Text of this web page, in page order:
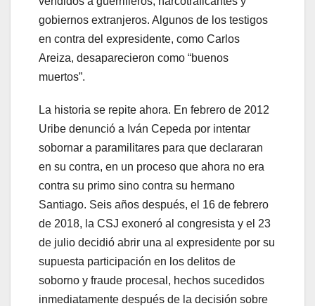
gobiernos extranjeros. Algunos de los testigos
en contra del expresidente, como Carlos
Areiza, desaparecieron como “buenos
muertos”.
La historia se repite ahora. En febrero de 2012
Uribe denunció a Iván Cepeda por intentar
sobornar a paramilitares para que declararan
en su contra, en un proceso que ahora no era
contra su primo sino contra su hermano
Santiago. Seis años después, el 16 de febrero
de 2018, la CSJ exoneró al congresista y el 23
de julio decidió abrir una al expresidente por su
supuesta participación en los delitos de
soborno y fraude procesal, hechos sucedidos
inmediatamente después de la decisión sobre